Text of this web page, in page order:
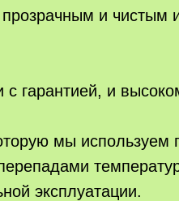
и чистым
гарантией, и
мы используем
эксплуатации.